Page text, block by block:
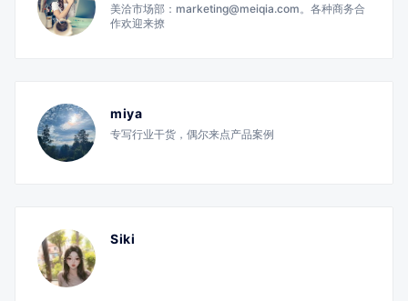
美洽市场部：marketing@meiqia.com。各种商务合
作欢迎来撩
miya
专写行业干货，偶尔来点产品案例
Siki